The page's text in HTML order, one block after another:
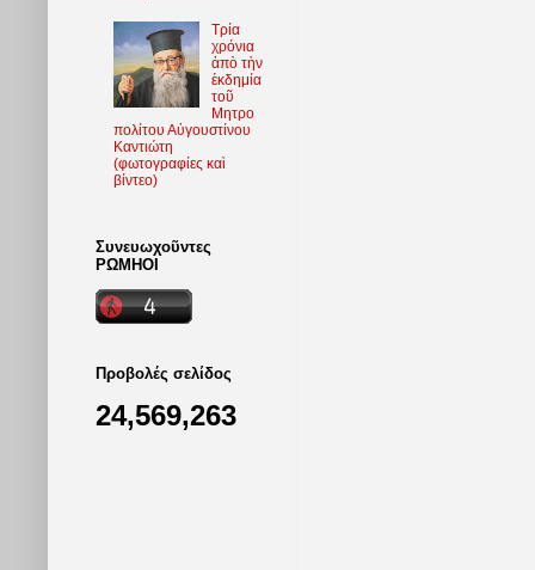
Τρία
χρόνια
ἀπὸ τὴν
ἐκδημία
τοῦ
Μητρο
πολίτου Αὐγουστίνου
Καντιώτη
(φωτoγραφίες καὶ
βίντεο)
Συνευωχοῦντες
ΡΩΜΗΟΙ
Προβολές σελίδος
24,569,263